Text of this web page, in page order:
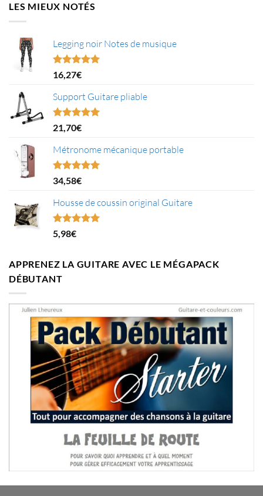
LES MIEUX NOTÉS
Legging noir Notes de musique
Note5.00
sur 5
16,27€
Support Guitare pliable
Note5.00
sur 5
21,70€
Métronome mécanique portable
Note5.00
sur 5
34,58€
Housse de coussin original Guitare
Note5.00
sur 5
5,98€
APPRENEZ LA GUITARE AVEC LE MÉGAPACK
DÉBUTANT